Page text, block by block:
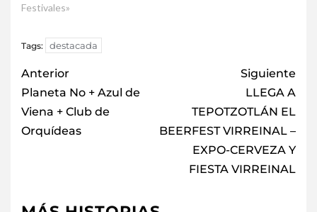
Festivales»
Tags: destacada
Anterior
Planeta No + Azul de
Viena + Club de
Orquídeas
Siguiente
LLEGA A
TEPOTZOTLÁN EL
BEERFEST VIRREINAL –
EXPO-CERVEZA Y
FIESTA VIRREINAL